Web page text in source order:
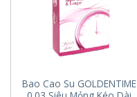
Bao Cao Su GOLDENTIME